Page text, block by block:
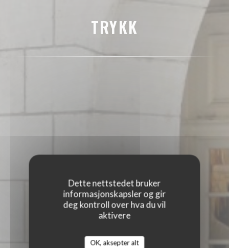
Dette nettstedet bruker
informasjonskapsler og gir
deg kontroll over hva du vil
aktivere
OK, aksepter alt
TRYKK